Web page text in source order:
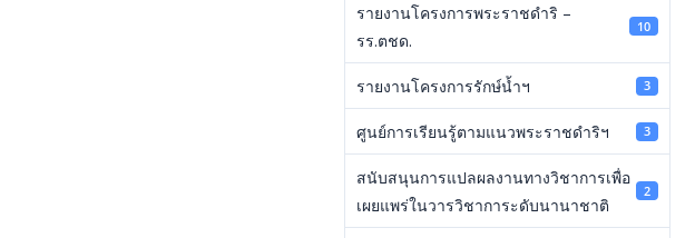
รายงานโครงการพระราชดำริ –
รร.ตชด.
10
รายงานโครงการรักษ์น้ำฯ 3
ศูนย์การเรียนรู้ตามแนวพระราชดำริฯ 3
สนับสนุนการแปลผลงานทางวิชาการเพื่อ
เผยแพร่ในวารวิชาการะดับนานาชาติ
2